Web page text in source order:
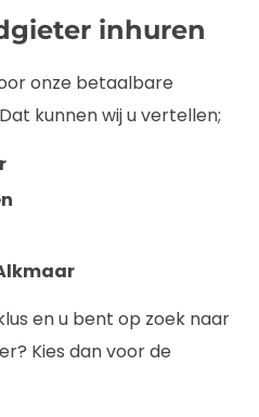
inhuren
onze betaalbare
kunnen wij u vertellen;
en u bent op zoek naar
Kies dan voor de